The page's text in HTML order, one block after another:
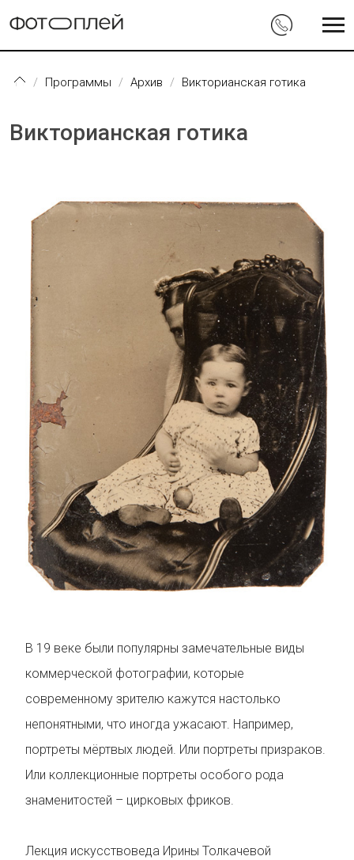
Программы Архив Викторианская готика
Викторианская готика
В 19 веке были популярны замечательные виды
коммерческой фотографии, которые
современному зрителю кажутся настолько
непонятными, что иногда ужасают. Например,
портреты мёртвых людей. Или портреты призраков.
Или коллекционные портреты особого рода
знаменитостей – цирковых фриков.
Лекция искусствоведа Ирины Толкачевой